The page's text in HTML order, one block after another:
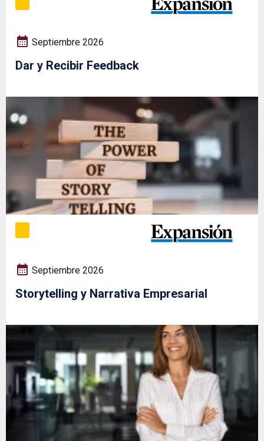
Septiembre 2026
Dar y Recibir Feedback
Septiembre 2026
Storytelling y Narrativa Empresarial